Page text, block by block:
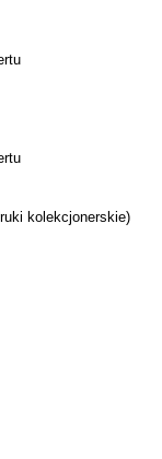
kolekcjonerskie)